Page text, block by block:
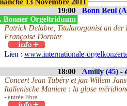
13 Novembre 2011
19:00
Bonn Beul
Bonner Orgeltriduum
Patrick Delabre, Titularorganist an der
Françoise Dornier
Lien : www.internationale-
18:00 Amilly (45) -
Concert Jean Tubéry et jan Willem
Italienische Maniere : la glose
- entrée libre